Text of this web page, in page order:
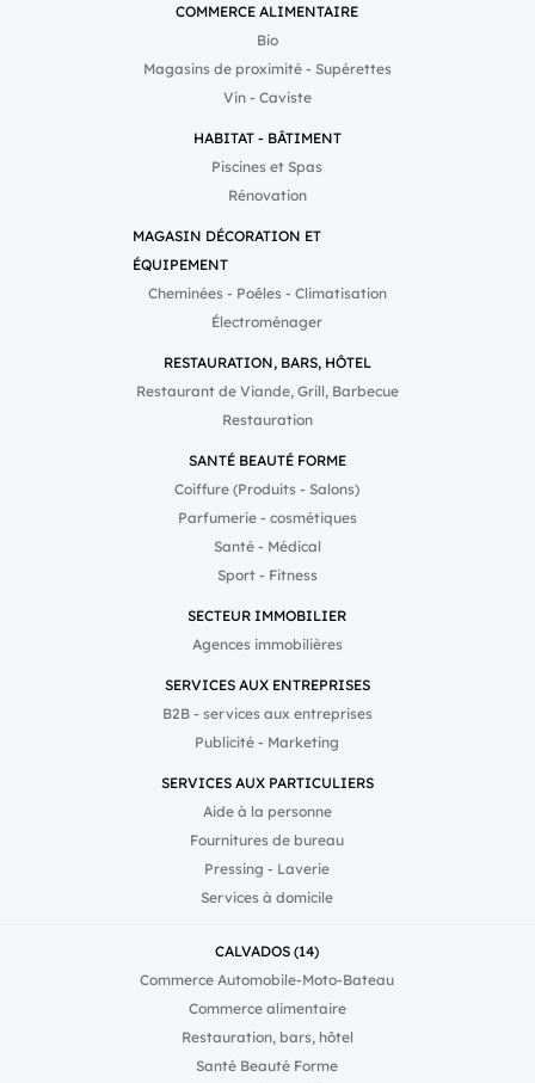
COMMERCE ALIMENTAIRE
Bio
Magasins de proximité - Supérettes
Vin - Caviste
HABITAT - BÂTIMENT
Piscines et Spas
Rénovation
MAGASIN DÉCORATION ET
ÉQUIPEMENT
Cheminées - Poêles - Climatisation
Électroménager
RESTAURATION, BARS, HÔTEL
Restaurant de Viande, Grill, Barbecue
Restauration
SANTÉ BEAUTÉ FORME
Coiffure (Produits - Salons)
Parfumerie - cosmétiques
Santé - Médical
Sport - Fitness
SECTEUR IMMOBILIER
Agences immobilières
SERVICES AUX ENTREPRISES
B2B - services aux entreprises
Publicité - Marketing
SERVICES AUX PARTICULIERS
Aide à la personne
Fournitures de bureau
Pressing - Laverie
Services à domicile
CALVADOS (14)
Commerce Automobile-Moto-Bateau
Commerce alimentaire
Restauration, bars, hôtel
Santé Beauté Forme